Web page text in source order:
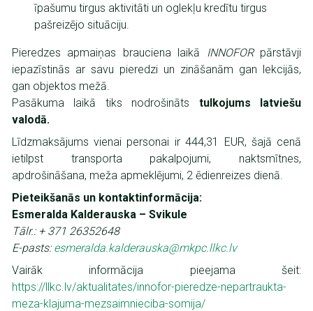
īpašumu tirgus aktivitāti un oglekļu kredītu tirgus
pašreizējo situāciju.
Pieredzes apmaiņas brauciena laikā INNOFORpārstāvji
iepazīstinās ar savu pieredzi un zināšanām gan lekcijās,
gan objektos mežā.
Pasākuma laikā tiks nodrošināts tulkojums latviešu
valodā.
Līdzmaksājums vienai personai ir 444,31 EUR, šajā cenā
ietilpst transporta pakalpojumi, naktsmītnes,
apdrošināšana, meža apmeklējumi, 2 ēdienreizes dienā.
Pieteikšanās un kontaktinformācija:
Esmeralda Kalderauska – Svikule
Tālr.: + 371 26352648
E-pasts:esmeralda.kalderauska@mkpc.llkc.lv
Vairāk informācija pieejama šeit:
https://llkc.lv/aktualitates/innofor-pieredze-nepartraukta-
meza-klajuma-mezsaimnieciba-somija/